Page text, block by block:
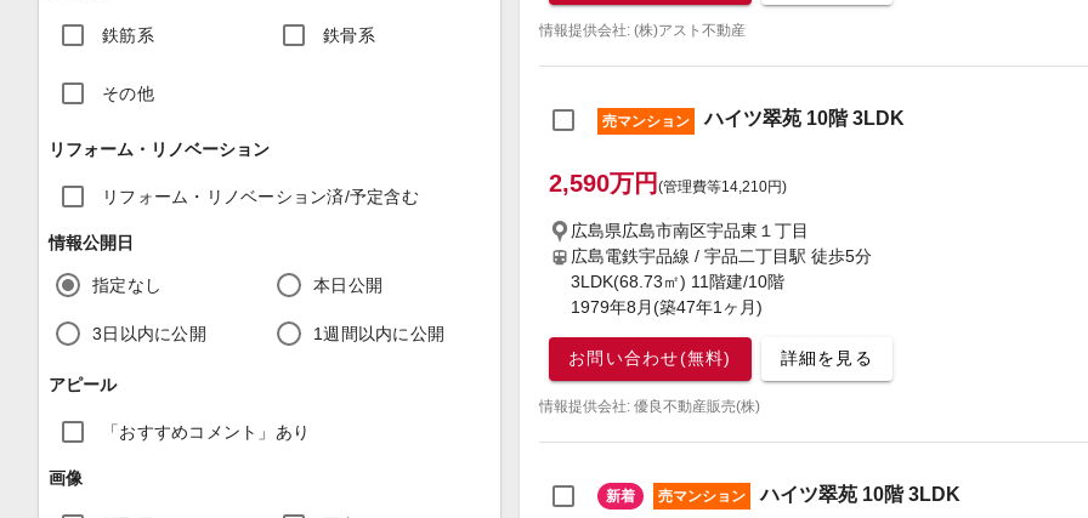
鉄筋系 鉄骨系
その他
リフォーム・リノベーション
リフォーム・リノベーション済/予定含む
情報公開日
指定なし 本日公開
3日以内に公開 1週間以内に公開
アピール
「おすすめコメント」あり
画像
情報提供会社: (株)アスト不動産
売マンション ハイツ翠苑 10階 3LDK
2,590万円 (管理費等14,210円)
広島県広島市南区宇品東１丁目
広島電鉄宇品線 / 宇品二丁目駅 徒歩5分
3LDK(68.73㎡) 11階建/10階
1979年8月(築47年1ヶ月)
お問い合わせ(無料) 詳細を見る
情報提供会社: 優良不動産販売(株)
新着 売マンション ハイツ翠苑 10階 3LDK